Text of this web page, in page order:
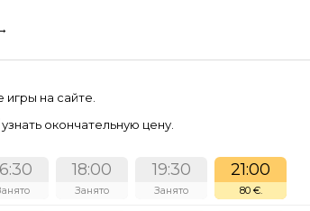
на сайте.
окончательную цену.
18:00
Занято
19:30
Занято
21:00
80 €.